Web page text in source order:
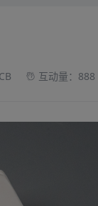
互动量：888